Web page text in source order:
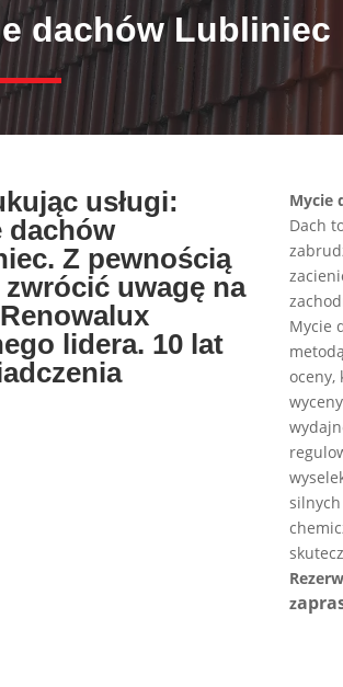
dachów Lubliniec
usługi:
dachów
Z pewnością
uwagę na
lidera. 10 lat
Mycie
Dach
Mycie
oceny,
z